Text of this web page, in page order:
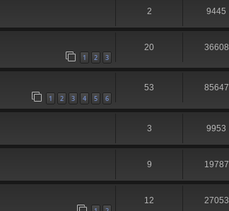
2 9445
1 2 3
20 36608
1 2 3 4 5 6
53 85647
3 9953
9 19787
12 27053